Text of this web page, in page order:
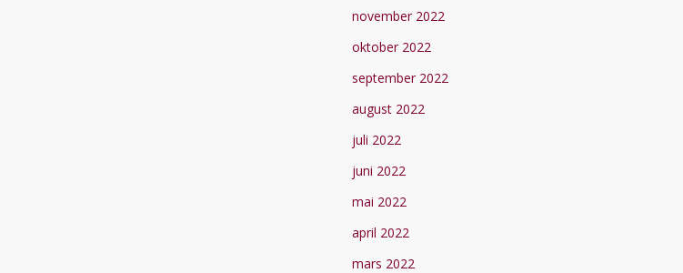
november 2022
oktober 2022
september 2022
august 2022
juli 2022
juni 2022
mai 2022
april 2022
mars 2022